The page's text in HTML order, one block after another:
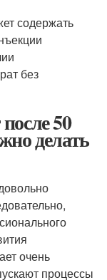
содержать
без
50
делать
очень
процессы